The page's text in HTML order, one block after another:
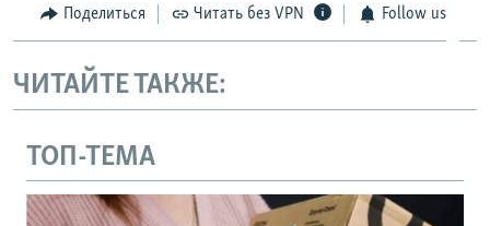
Поделиться Читать без VPN Follow us
ЧИТАЙТЕ ТАКЖЕ:
ТОП-ТЕМА